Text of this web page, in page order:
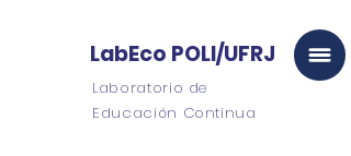
LabEco POLI/UFRJ
Laboratorio de
Educación Continua